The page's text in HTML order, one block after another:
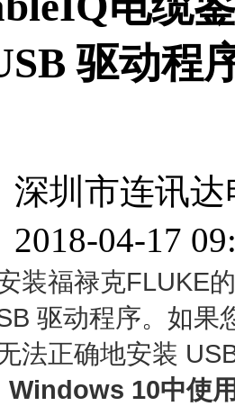
驱动程
深圳市连讯
04-17
装福禄克FLUKE
驱动程序。如果
法正确地安装
10中使